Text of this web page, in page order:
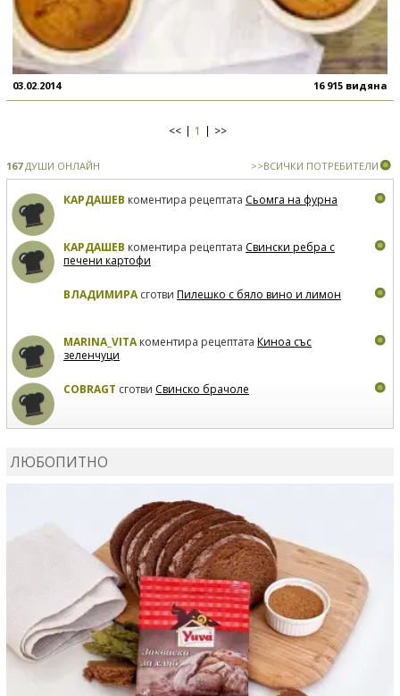
03.02.2014 16 915 видяна
<< 1 >>
167ДУШИ ОНЛАЙН >>ВСИЧКИ ПОТРЕБИТЕЛИ
КАРДАШЕВ коментира рецептата Сьомга на фурна
КАРДАШЕВ коментира рецептата Свински ребра с
печени картофи
ВЛАДИМИРАсготви Пилешко с бяло вино и лимон
MARINA_VITAкоментира рецептата Киноа със
зеленчуци
COBRAGT сготви Свинско брачоле
ЛЮБОПИТНО